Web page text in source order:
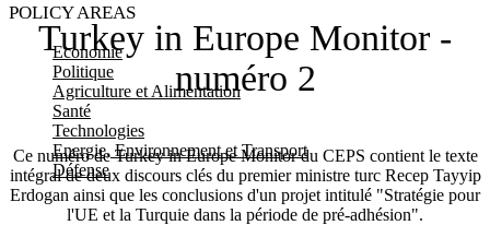
POLICY AREAS
Economie
Politique
Agriculture et Alimentation
Santé
Technologies
Energie, Environnement et Transport
Défense
Turkey in Europe Monitor -
numéro 2
Ce numéro de Turkey in Europe Monitor du CEPS contient le texte
intégral de deux discours clés du premier ministre turc Recep Tayyip
Erdogan ainsi que les conclusions d'un projet intitulé "Stratégie pour
l'UE et la Turquie dans la période de pré-adhésion".